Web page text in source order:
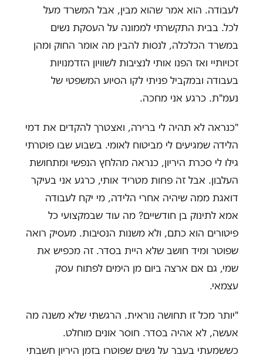
לעבודה. הוא אמר שהוא מבין, אבל המשרד מעל
לכל. בבית התקשרתי לממונה על העסקת נשים
במשרד הכלכלה, לנסות להבין מה אומר החוק ומהן
זכויותיי ואז הפנו אותי לנציבות לשוויון הזדמנויות
בעבודה ובמקביל פניתי לקו הסיוע המשפטי של
נעמ"ת. כרגע אני מחכה.
"כנראה לא תהיה לי ברירה, ואצטרך להקדים את דמי
הלידה שמגיעים לי מביטוח לאומי. בשבוע שבו פוטרתי
גילו לי סכרת היריון, כנראה מהלחץ הנפשי ומתחושת
העלבון. אבל זה פחות מטריד אותי, כרגע אני בעיקר
דואגת ממה שיהיה אחרי הלידה, מי יקח לעבודה
אמא לתינוק בן חודשיים? מה עוד שבמקצועי כל
פיטורים הוא כתם, ולא משנות הנסיבות. מעסיק רואה
שפוטר ומיד חושב שלא היית בסדר. זה מכפיש את
שמי, גם אם ארצה ביום מן הימים לפתוח עסק
עצמאי.
"יותר מכל זו תחושה נוראית. הרגשתי שלא משנה מה
אעשה, לא אהיה בסדר. חוסר אונים מוחלט.
כששמעתי בעבר על נשים שפוטרו בזמן היריון חשבתי